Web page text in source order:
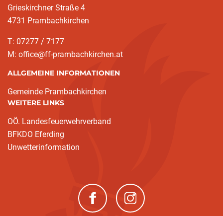
Grieskirchner Straße 4
4731 Prambachkirchen
T: 07277 / 7177
M: office@ff-prambachkirchen.at
ALLGEMEINE INFORMATIONEN
Gemeinde Prambachkirchen
WEITERE LINKS
OÖ. Landesfeuerwehrverband
BFKDO Eferding
Unwetterinformation
(neues Fenster)(neues Fenster)